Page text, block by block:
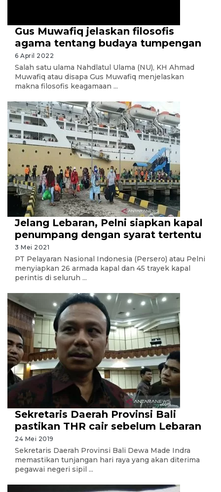
Gus Muwafiq jelaskan filosofis
agama tentang budaya tumpengan
6 April 2022
Salah satu ulama Nahdlatul Ulama (NU), KH Ahmad
Muwafiq atau disapa Gus Muwafiq menjelaskan
makna filosofis keagamaan ...
Jelang Lebaran, Pelni siapkan kapal
penumpang dengan syarat tertentu
3 Mei 2021
PT Pelayaran Nasional Indonesia (Persero) atau Pelni
menyiapkan 26 armada kapal dan 45 trayek kapal
perintis di seluruh ...
Sekretaris Daerah Provinsi Bali
pastikan THR cair sebelum Lebaran
24 Mei 2019
Sekretaris Daerah Provinsi Bali Dewa Made Indra
memastikan tunjangan hari raya yang akan diterima
pegawai negeri sipil ...